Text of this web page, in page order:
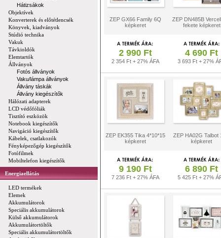
Hátizsákok
Objektívek
Konverterek és előtétlencsék
Könyvek, kiadványok
Stúdió technika
Vakuk
Távkioldók
Elemtartók
Állványok
Fotós állványok
Vaku/lámpa állványok
Állvány táskák
Állvány kiegészítők
Hálózati adapterek
LCD védőfóliák
Tisztító eszközök
Notebook kiegészítők
Navigáció kiegészítők
Kábelek, csatlakozók
Fényképezőgép kiegészítők
Fotófilmek
Mobiltelefon kiegészítők
Energiaellátás
LED termékek
Elemek
Akkumulátorok
Speciális akkumulátorok
Külső akkumulátorok
Akkumulátortöltők
Speciális akkumulátortöltők
ZEP GX66 Family 6Q
képkeret
ZEP DN485B
fekete képkeret
2 990 Ft
2 354 Ft + 27% ÁFA
4 690 Ft
3 693 Ft + 27%
ZEP EK355 Tika 4*10*15
képkeret
ZEP HA02G Talbot
képkeret
9 190 Ft
7 236 Ft + 27% ÁFA
6 890 Ft
5 425 Ft + 27%